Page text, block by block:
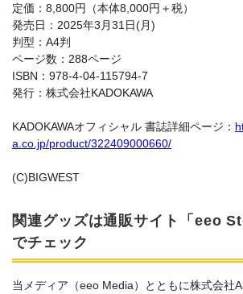
定価：8,800円（本体8,000円＋税）
発売日：2025年3月31日(月)
判型：A4判
ページ数：288ページ
ISBN：978-4-04-115794-7
発行：株式会社KADOKAWA
KADOKAWAオフィシャル 書誌詳細ページ：
a.co.jp/product/322409000660/
(C)BIGWEST
関連グッズは通販サイト「eeo
でチェック
当メディア（eeo Media）とともに株式会社